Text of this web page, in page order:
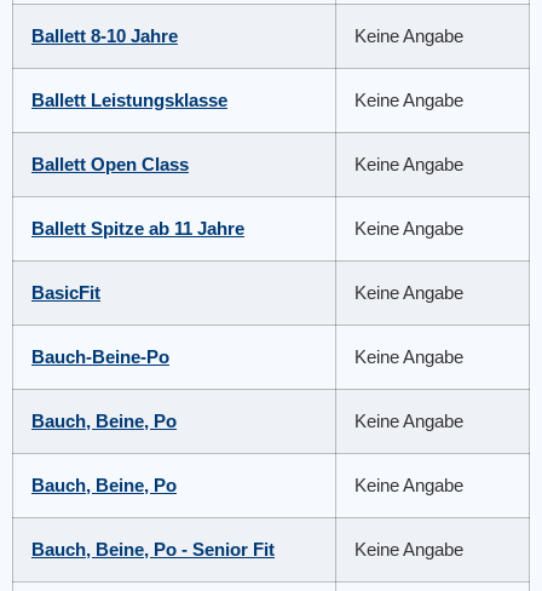
Ballett 8-10 Jahre Keine Angabe
Ballett Leistungsklasse Keine Angabe
Ballett Open Class Keine Angabe
Ballett Spitze ab 11 Jahre Keine Angabe
BasicFit Keine Angabe
Bauch-Beine-Po Keine Angabe
Bauch, Beine, Po Keine Angabe
Bauch, Beine, Po Keine Angabe
Bauch, Beine, Po - Senior Fit Keine Angabe